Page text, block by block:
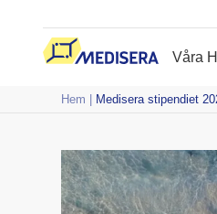
Våra
Hem Medisera stipendiet